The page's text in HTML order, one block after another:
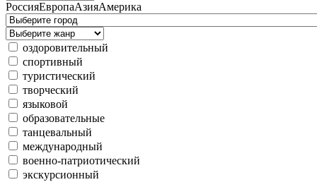
РоссияЕвропаАзияАмерика
оздоровительный
спортивный
туристический
творческий
языковой
образовательные
танцевальный
международный
военно-патриотический
экскурсионный